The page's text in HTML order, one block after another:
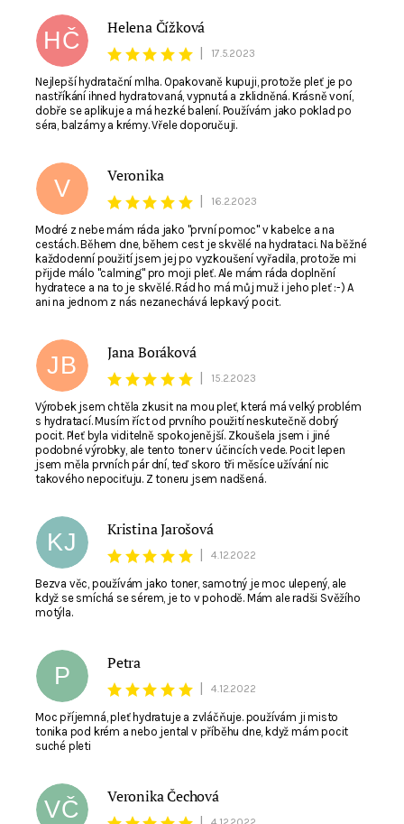
HČ
Helena Čížková
17.5.2023
Nejlepší hydratační mlha. Opakovaně kupuji, protože pleť je po
nastříkání ihned hydratovaná, vypnutá a zklidněná. Krásně voní,
dobře se aplikuje a má hezké balení. Používám jako poklad po
séra, balzámy a krémy. Vřele doporučuji.
V
Veronika
16.2.2023
Modré z nebe mám ráda jako "první pomoc" v kabelce a na
cestách. Během dne, během cest je skvělé na hydrataci. Na běžné
každodenní použití jsem jej po vyzkoušení vyřadila, protože mi
přijde málo "calming" pro moji pleť. Ale mám ráda doplnění
hydratece a na to je skvělé. Rád ho má můj muž i jeho pleť :-) A
ani na jednom z nás nezanechává lepkavý pocit.
JB
Jana Boráková
15.2.2023
Výrobek jsem chtěla zkusit na mou pleť, která má velký problém
s hydratací. Musím říct od prvního použití neskutečně dobrý
pocit. Pleť byla viditelně spokojenější. Zkoušela jsem i jiné
podobné výrobky, ale tento toner v účincích vede. Pocit lepen
jsem měla prvních pár dní, teď skoro tři měsíce užívání nic
takového nepociťuju. Z toneru jsem nadšená.
KJ
Kristina Jarošová
4.12.2022
Bezva věc, používám jako toner, samotný je moc ulepený, ale
když se smíchá se sérem, je to v pohodě. Mám ale radši Svěžího
motýla.
P
Petra
4.12.2022
Moc příjemná, pleť hydratuje a zvláčňuje. používám ji misto
tonika pod krém a nebo jental v příběhu dne, když mám pocit
suché pleti
VČ
Veronika Čechová